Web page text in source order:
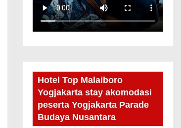
Hotel Top Malaiboro
Yogjakarta stay akomodasi
peserta Yogjakarta Parade
Budaya Nusantara